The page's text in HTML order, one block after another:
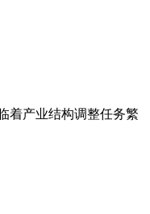
着产业结构调整任务繁